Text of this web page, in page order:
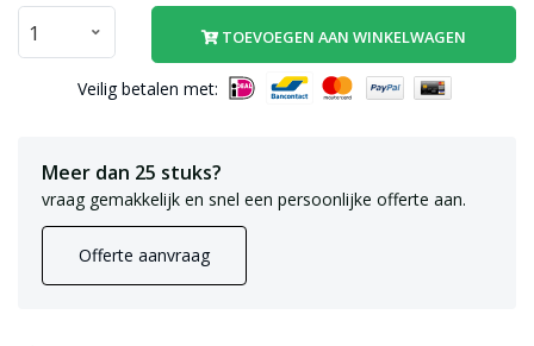
TOEVOEGEN AAN WINKELWAGEN
Veilig betalen met:
Meer dan 25 stuks?
vraag gemakkelijk en snel een persoonlijke offerte aan.
Offerte aanvraag